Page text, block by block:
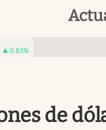
0.83%
de